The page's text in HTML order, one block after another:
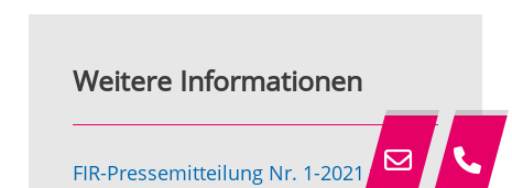
Weitere Informationen
FIR-Pressemitteilung Nr. 1-2021 vom